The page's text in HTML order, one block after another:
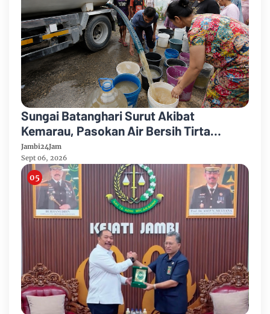
Sungai Batanghari Surut Akibat
Kemarau, Pasokan Air Bersih Tirta
Mayang Jambi Keruh
Jambi24Jam
Sept 06, 2026